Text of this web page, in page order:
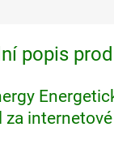
popis
za